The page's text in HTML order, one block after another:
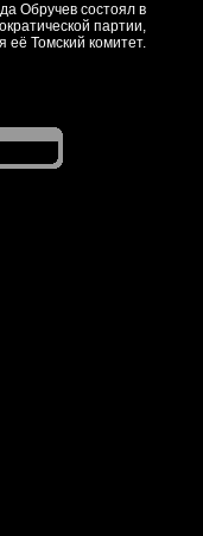
Обручев состоял в
партии,
её Томский комитет.